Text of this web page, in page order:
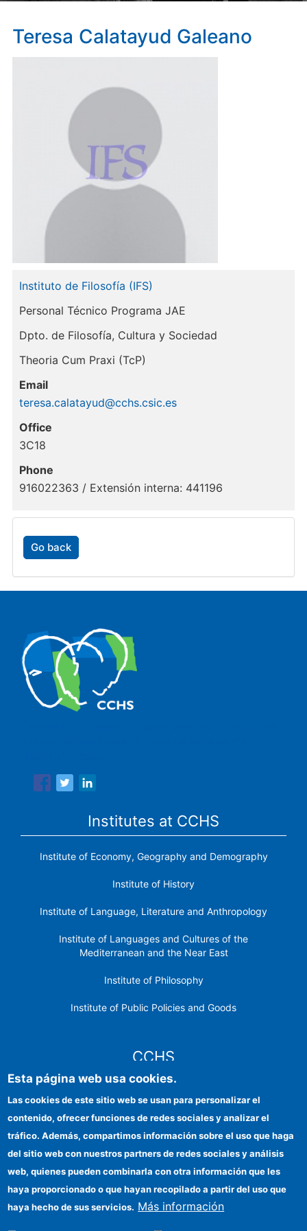
Teresa Calatayud Galeano
Instituto de Filosofía (IFS)
Personal Técnico Programa JAE
Dpto. de Filosofía, Cultura y Sociedad
Theoria Cum Praxi (TcP)
Email
teresa.calatayud@cchs.csic.es
Office
3C18
Phone
916022363 / Extensión interna: 441196
Go back
Institutes at CCHS
Institute of Economy, Geography and Demography
Institute of History
Institute of Language, Literature and Anthropology
Institute of Languages ​​and Cultures of the
Mediterranean and the Near East
Institute of Philosophy
Institute of Public Policies and Goods
CCHS
Institutional identity
FEDER funds
Funding entities
Esta página web usa cookies.
Las cookies de este sitio web se usan para personalizar el
contenido, ofrecer funciones de redes sociales y analizar el
tráfico. Además, compartimos información sobre el uso que haga
del sitio web con nuestros partners de redes sociales y análisis
web, quienes pueden combinarla con otra información que les
haya proporcionado o que hayan recopilado a partir del uso que
haya hecho de sus servicios. Más información